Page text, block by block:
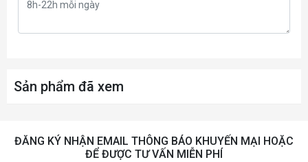
Sản phẩm đã xem
ĐĂNG KÝ NHẬN EMAIL THÔNG BÁO KHUYẾN MẠI HOẶC
ĐỂ ĐƯỢC TƯ VẤN MIỄN PHÍ